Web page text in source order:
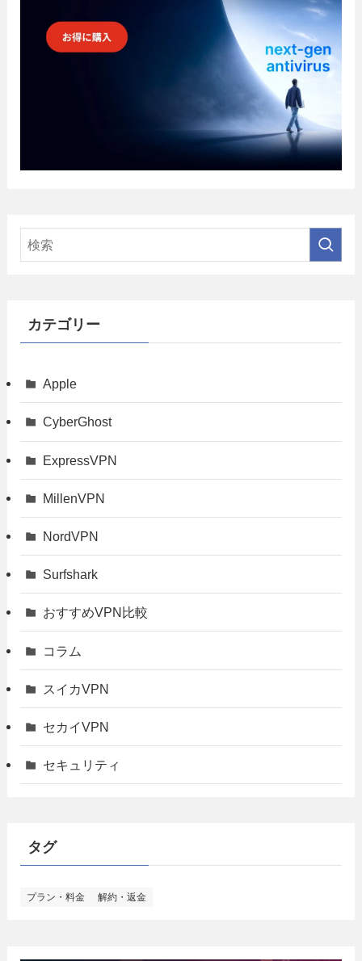
カテゴリー
Apple
CyberGhost
ExpressVPN
MillenVPN
NordVPN
Surfshark
おすすめVPN比較
コラム
スイカVPN
セカイVPN
セキュリティ
タグ
プラン・料金 解約・返金